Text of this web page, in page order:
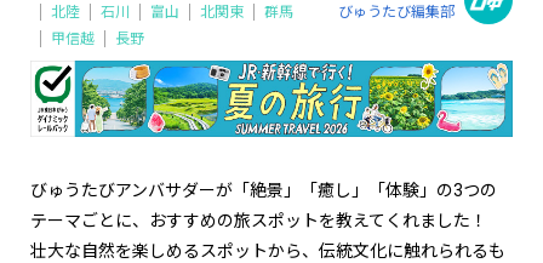
北陸
石川 富山 北関東
群馬
甲信越
長野
びゅうたび編集部
びゅうたびアンバサダーが「絶景」「癒し」「体験」の3つの
テーマごとに、おすすめの旅スポットを教えてくれました！
壮大な自然を楽しめるスポットから、伝統文化に触れられるも